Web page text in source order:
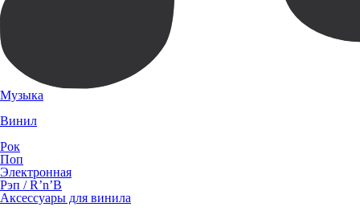
Музыка
Винил
Рок
Поп
Электронная
Рэп / R’n’B
Аксессуары для винила